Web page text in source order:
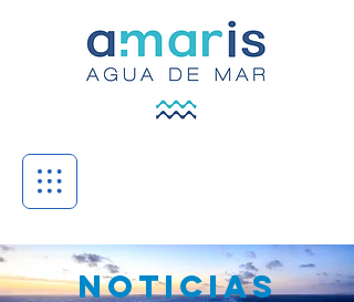
NOTICIAS